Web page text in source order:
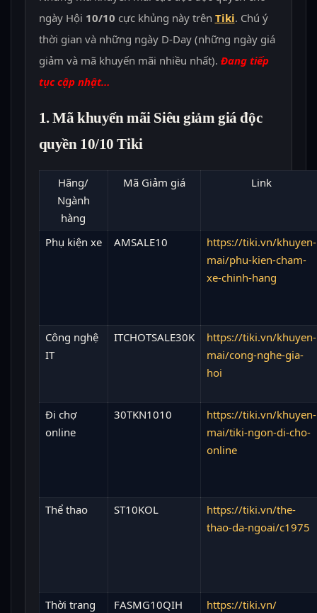
ngày Hội 10/10 cực khủng này trên Tiki. Chú ý
thời gian và những ngày D-Day (những ngày giá
giảm và mã khuyến mãi nhiều nhất). Đang tiếp
tục cập nhật…
1. Mã khuyến mãi Siêu giảm giá độc
quyền 10/10 Tiki
Hãng/
Ngành
hàng
Mã Giảm giá Link
Phụ kiện xe AMSALE10
https://tiki.vn/khuyen-
mai/phu-kien-cham-
xe-chinh-hang
Công nghệ
IT
ITCHOTSALE30K
https://tiki.vn/khuyen-
mai/cong-nghe-gia-
hoi
Đi chợ
online
30TKN1010
https://tiki.vn/khuyen-
mai/tiki-ngon-di-cho-
online
Thể thao ST10KOL
https://tiki.vn/the-
thao-da-ngoai/c1975
Thời trang FASMG10QIH https://tiki.vn/